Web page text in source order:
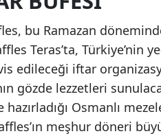
bu Ramazan
Teras’ta, Türkiye’nin
edileceği iftar
gözde lezzetleri
Osmanlı
meşhur döneri